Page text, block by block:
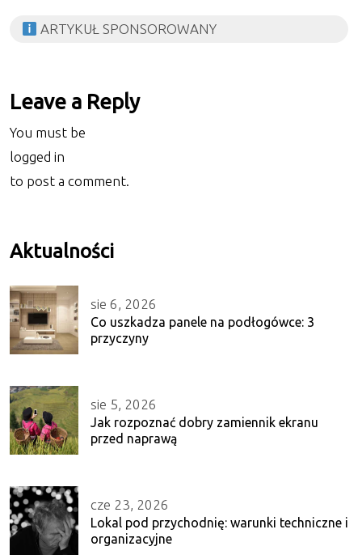
ARTYKUŁ SPONSOROWANY
Leave a Reply
You must be
logged in
to post a comment.
Aktualności
sie 6, 2026
Co uszkadza panele na podłogówce: 3
przyczyny
sie 5, 2026
Jak rozpoznać dobry zamiennik ekranu
przed naprawą
cze 23, 2026
Lokal pod przychodnię: warunki techniczne i
organizacyjne